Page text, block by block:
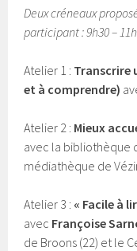
Deux créneaux
participant : 9h30 –
Atelier 1 : Transcrire
et à comprendre)
Atelier 2 : Mieux
avec la bibliothèque
médiathèque de
Atelier 3 : « Facile à
avec Françoise
de Broons (22) et le